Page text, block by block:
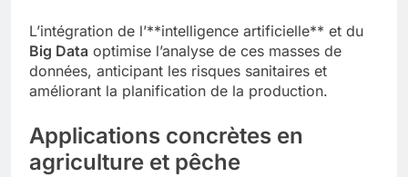
L’intégration de l’**intelligence artificielle** et du
Big Data optimise l’analyse de ces masses de
données, anticipant les risques sanitaires et
améliorant la planification de la production.
Applications concrètes en
agriculture et pêche